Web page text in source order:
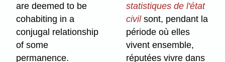
are deemed to be
cohabiting in a
conjugal relationship
of some
permanence.
statistiques de l'état
civilsont, pendant la
période où elles
vivent ensemble,
réputées vivre dans